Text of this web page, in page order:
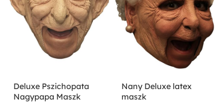
Deluxe Pszichopata
Nagypapa Maszk
Nany Deluxe latex
maszk